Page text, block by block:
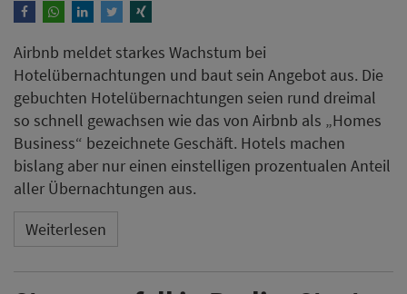
Airbnb meldet starkes Wachstum bei
Hotelübernachtungen und baut sein Angebot aus. Die
gebuchten Hotelübernachtungen seien rund dreimal
so schnell gewachsen wie das von Airbnb als „Homes
Business“ bezeichnete Geschäft. Hotels machen
bislang aber nur einen einstelligen prozentualen Anteil
aller Übernachtungen aus.
Weiterlesen